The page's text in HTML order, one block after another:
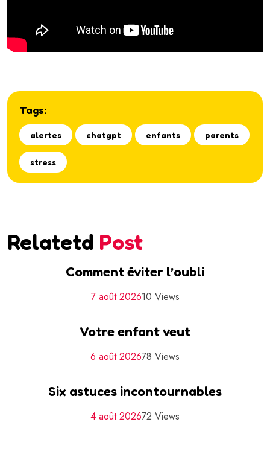
Tags:
alertes chatgpt enfants parents
stress
Relatetd Post
Comment éviter l’oubli
7 août 202610 Views
Votre enfant veut
6 août 202678 Views
Six astuces incontournables
4 août 202672 Views